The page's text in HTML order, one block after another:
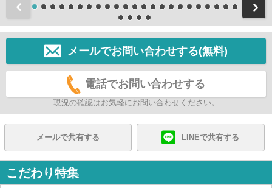
前
メールでお問い合わせする(無料)
電話でお問い合わせする
現況の確認はお気軽にお問い合わせください。
メールで共有する LINEで共有する
こだわり特集